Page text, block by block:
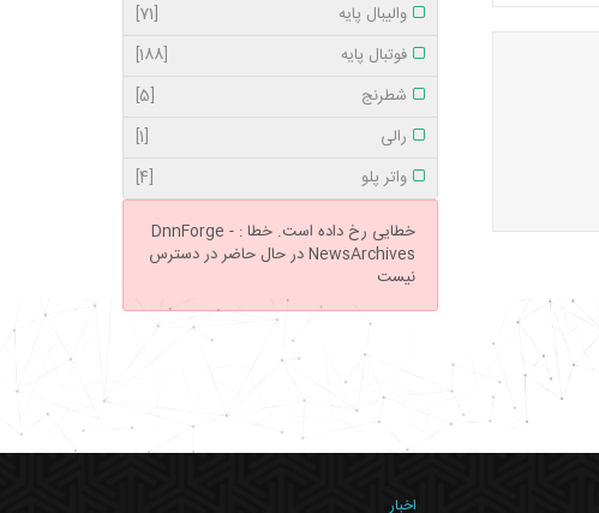
والیبال پایه
[71]
فوتبال پایه
[188]
شطرنج
[5]
رالی
[1]
واتر پلو
[4]
خطایی رخ داده است.
خطا : DnnForge -
NewsArchives در حال حاضر در دسترس
نیست
اخبار